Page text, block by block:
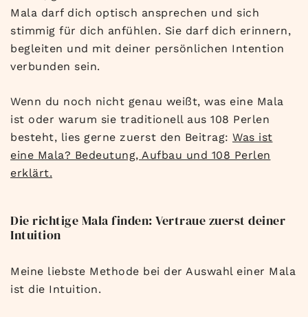
Mala darf dich optisch ansprechen und sich
stimmig für dich anfühlen. Sie darf dich erinnern,
begleiten und mit deiner persönlichen Intention
verbunden sein.
Wenn du noch nicht genau weißt, was eine Mala
ist oder warum sie traditionell aus 108 Perlen
besteht, lies gerne zuerst den Beitrag: Was ist
eine Mala? Bedeutung, Aufbau und 108 Perlen
erklärt.
Die richtige Mala finden: Vertraue zuerst deiner
Intuition
Meine liebste Methode bei der Auswahl einer Mala
ist die Intuition.